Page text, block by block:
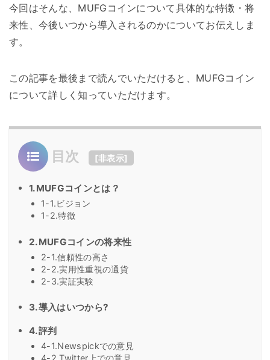
今回はそんな、MUFGコインについて具体的な特徴・将
来性、今後いつから導入されるのかについてお伝えしま
す。
この記事を最後まで読んでいただけると、MUFGコイン
について詳しく知っていただけます。
目次 [非表示]
1.MUFGコインとは？
1-1.ビジョン
1-2.特徴
2.MUFGコインの将来性
2-1.信頼性の高さ
2-2.実用性重視の通貨
2-3.実証実験
3.導入はいつから?
4.評判
4-1.Newspickでの意見
4-2.Twitter上での意見